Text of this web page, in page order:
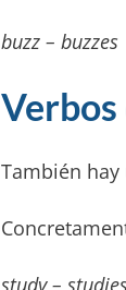
buzz – buzzes
También